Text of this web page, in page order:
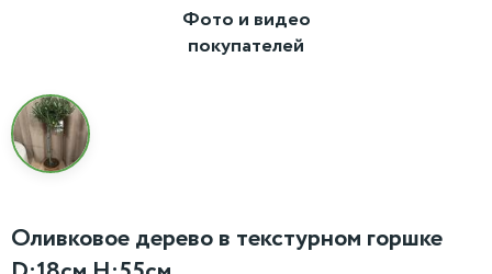
Фото и видео
покупателей
Оливковое дерево в текстурном горшке